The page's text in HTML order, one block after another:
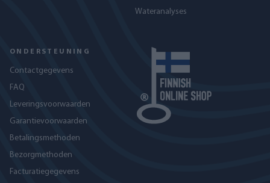
Wateranalyses
ONDERSTEUNING
Contactgegevens
FAQ
Leveringsvoorwaarden
Garantievoorwaarden
Betalingsmethoden
Bezorgmethoden
Facturatiegegevens